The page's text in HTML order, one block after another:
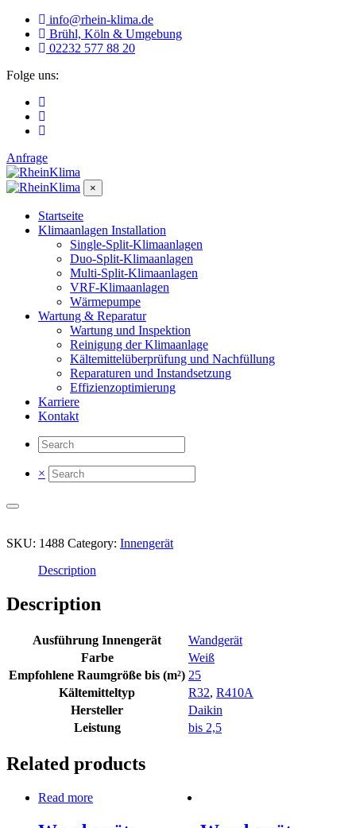
info@rhein-klima.de
Brühl, Köln & Umgebung
02232 577 88 20
Folge uns:
Anfrage
×
Startseite
Klimaanlagen Installation
Single-Split-Klimaanlagen
Duo-Split-Klimaanlagen
Multi-Split-Klimaanlagen
VRF-Klimaanlagen
Wärmepumpe
Wartung & Reparatur
Wartung und Inspektion
Reinigung der Klimaanlage
Kältemittelüberprüfung und Nachfüllung
Reparaturen und Instandsetzung
Effizienzoptimierung
Karriere
Kontakt
×
SKU: 1488 Category: Innengerät
Description
Description
Ausführung Innengerät
Wandgerät
Farbe
Weiß
Empfohlene Raumgröße bis (m²) 25
Kältemitteltyp
R32, R410A
Hersteller
Daikin
Leistung
bis 2,5
Related products
Read more